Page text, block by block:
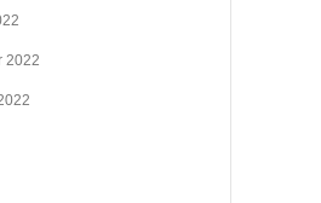
2022